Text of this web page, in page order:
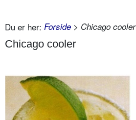
Du er her: Forside > Chicago cooler
Chicago cooler